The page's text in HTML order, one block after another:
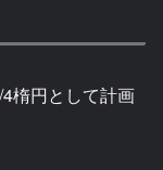
楕円として計画